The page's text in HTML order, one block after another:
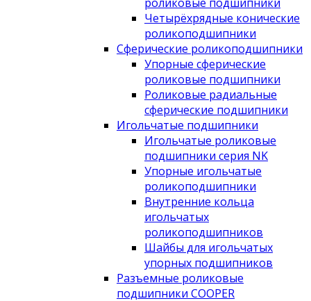
Четырёхрядные конические
роликоподшипники
Сферические роликоподшипники
Упорные сферические
роликовые подшипники
Роликовые радиальные
сферические подшипники
Игольчатые подшипники
Игольчатые роликовые
подшипники серия NK
Упорные игольчатые
роликоподшипники
Внутренние кольца
игольчатых
роликоподшипников
Шайбы для игольчатых
упорных подшипников
Разъемные роликовые
подшипники COOPER